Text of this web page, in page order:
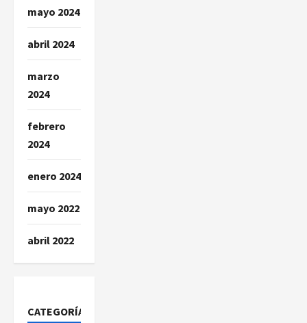
mayo 2024
abril 2024
marzo
2024
febrero
2024
enero 2024
mayo 2022
abril 2022
CATEGORÍAS